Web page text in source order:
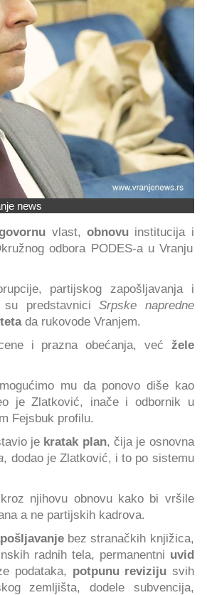
news
vlast, obnovuinstitucija i
odbora PODES-a u Vranju
partijskog zapošljavanja i
su predstavniciSrpske napredne
da rukovode Vranjem.
i prazna obećanja, već žele
mu da ponovo diše kao
je Zlatković, inače i odbornik u
Fejsbuk profilu.
je kratak plan, čija je osnovna
, dodao je Zlatković, i to po sistemu
njihovu obnovu kako bi vršile
a ne partijskih kadrova.
bez stranačkih knjižica,
radnih tela, permanentni uvid
podataka, potpunu reviziju svih
zemljišta, dodele subvencija,